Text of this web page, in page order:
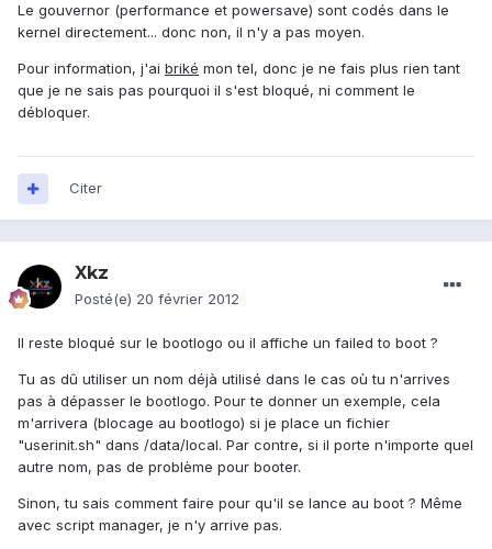
Le gouvernor (performance et powersave) sont codés dans le
kernel directement... donc non, il n'y a pas moyen.
Pour information, j'ai briké mon tel, donc je ne fais plus rien tant
que je ne sais pas pourquoi il s'est bloqué, ni comment le
débloquer.
Citer
Xkz
Posté(e) 20 février 2012
Il reste bloqué sur le bootlogo ou il affiche un failed to boot ?
Tu as dû utiliser un nom déjà utilisé dans le cas où tu n'arrives
pas à dépasser le bootlogo. Pour te donner un exemple, cela
m'arrivera (blocage au bootlogo) si je place un fichier
"userinit.sh" dans /data/local. Par contre, si il porte n'importe quel
autre nom, pas de problème pour booter.
Sinon, tu sais comment faire pour qu'il se lance au boot ? Même
avec script manager, je n'y arrive pas.